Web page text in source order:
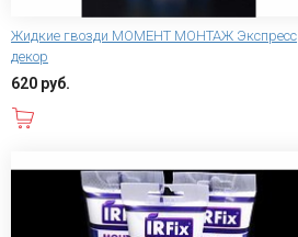
Жидкие гвозди МОМЕНТ МОНТАЖ Экспресс
декор
620 руб.